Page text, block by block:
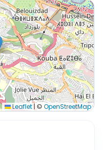
Leaflet | © OpenStreetMap